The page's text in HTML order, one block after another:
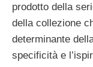
prodotto della
della collezione
determinante
specificità e